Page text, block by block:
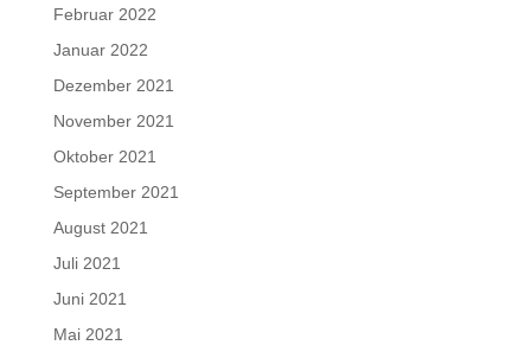
Februar 2022
Januar 2022
Dezember 2021
November 2021
Oktober 2021
September 2021
August 2021
Juli 2021
Juni 2021
Mai 2021